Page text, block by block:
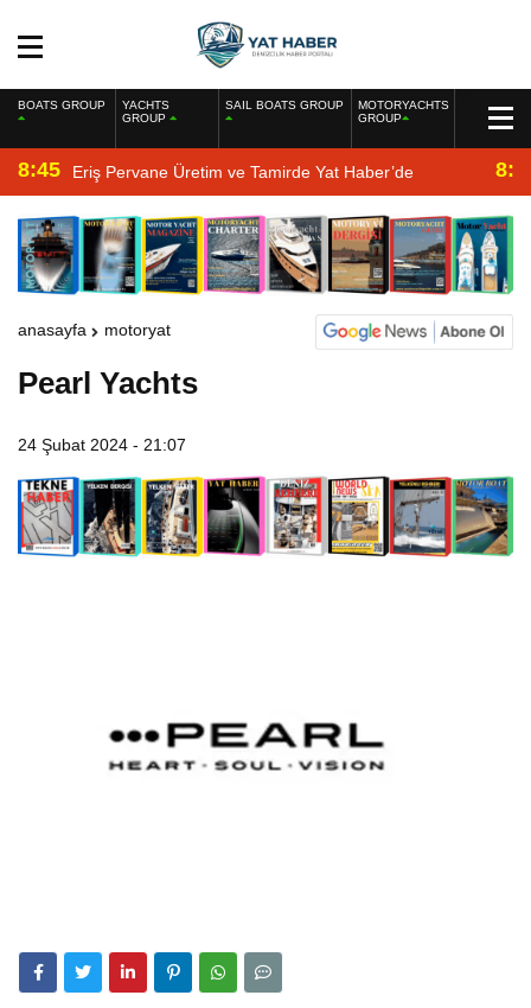
BOATS GROUP
YACHTS
GROUP
SAIL BOATS GROUP
MOTORYACHTS
GROUP
8:45 Eriş Pervane Üretim ve Tamirde Yat Haber’de
anasayfa motoryat
Pearl Yachts
24 Şubat 2024 - 21:07